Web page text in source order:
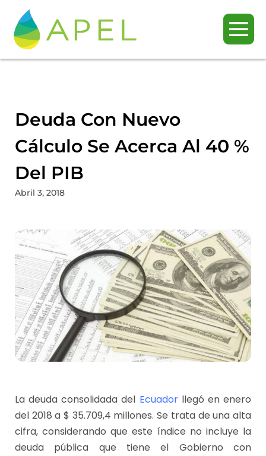
Deuda Con Nuevo
Cálculo Se Acerca Al 40 %
Del PIB
Abril 3, 2018
La deuda consolidada del Ecuador llegó en enero
del 2018 a $ 35.709,4 millones. Se trata de una alta
cifra, considerando que este índice no incluye la
deuda pública que tiene el Gobierno con